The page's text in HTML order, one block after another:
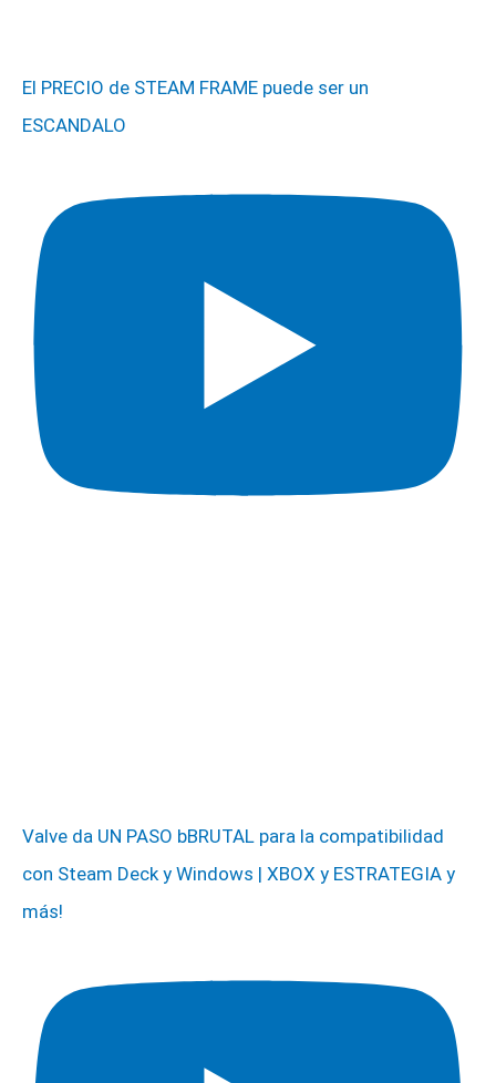
El PRECIO de STEAM FRAME puede ser un
ESCANDALO
Valve da UN PASO bBRUTAL para la compatibilidad
con Steam Deck y Windows | XBOX y ESTRATEGIA y
más!